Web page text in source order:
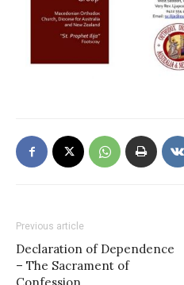
Previous article
Declaration of Dependence
– The Sacrament of